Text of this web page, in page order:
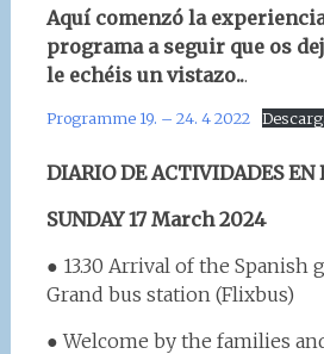
Aquí comenzó la
programa a seguir que os
le echéis un vistazo...
Programme 19. – 24. 4 2022
DIARIO DE ACTIVIDADES EN
SUNDAY 17 March 2024
● 13.30 Arrival of the Spanish
Grand bus station (Flixbus)
● Welcome by the families